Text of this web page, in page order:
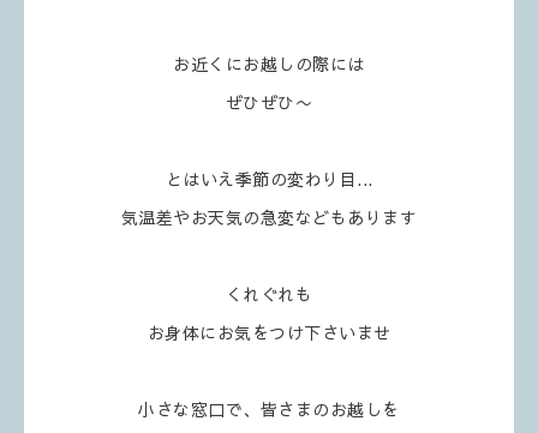
お近くにお越しの際には
ぜひぜひ〜
とはいえ季節の変わり目...
気温差やお天気の急変などもあります
くれぐれも
お身体にお気をつけ下さいませ
小さな窓口で、皆さまのお越しを